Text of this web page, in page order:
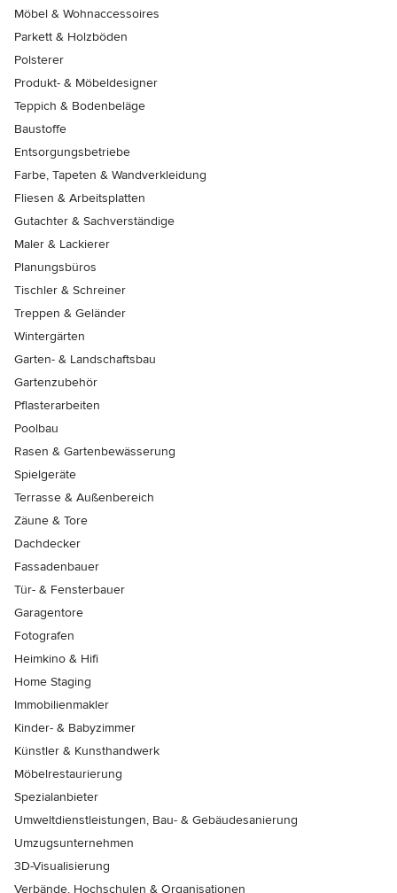
Möbel & Wohnaccessoires
Parkett & Holzböden
Polsterer
Produkt- & Möbeldesigner
Teppich & Bodenbeläge
Baustoffe
Entsorgungsbetriebe
Farbe, Tapeten & Wandverkleidung
Fliesen & Arbeitsplatten
Gutachter & Sachverständige
Maler & Lackierer
Planungsbüros
Tischler & Schreiner
Treppen & Geländer
Wintergärten
Garten- & Landschaftsbau
Gartenzubehör
Pflasterarbeiten
Poolbau
Rasen & Gartenbewässerung
Spielgeräte
Terrasse & Außenbereich
Zäune & Tore
Dachdecker
Fassadenbauer
Tür- & Fensterbauer
Garagentore
Fotografen
Heimkino & Hifi
Home Staging
Immobilienmakler
Kinder- & Babyzimmer
Künstler & Kunsthandwerk
Möbelrestaurierung
Spezialanbieter
Umweltdienstleistungen, Bau- & Gebäudesanierung
Umzugsunternehmen
3D-Visualisierung
Verbände, Hochschulen & Organisationen